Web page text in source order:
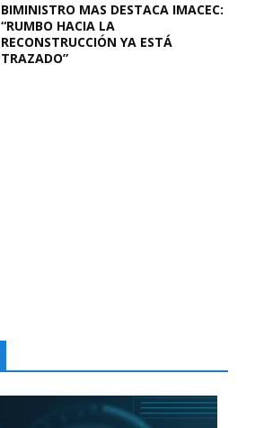
BIMINISTRO MAS DESTACA IMACEC:
“RUMBO HACIA LA
RECONSTRUCCIÓN YA ESTÁ
TRAZADO”